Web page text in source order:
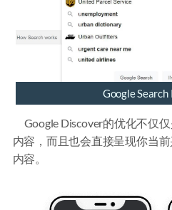
Google
Google Discover的优化不仅
内容，而且也会直接呈现你当
内容。